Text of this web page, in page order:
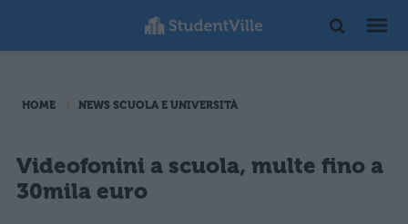
HOME NEWS SCUOLA E UNIVERSITÀ
Videofonini a scuola, multe fino a
30mila euro